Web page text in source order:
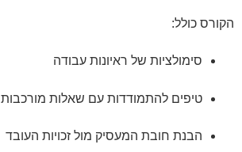
הקורס כולל:
סימולציות של ראיונות עבודה
טיפים להתמודדות עם שאלות מורכבות
הבנת חובת המעסיק מול זכויות העובד